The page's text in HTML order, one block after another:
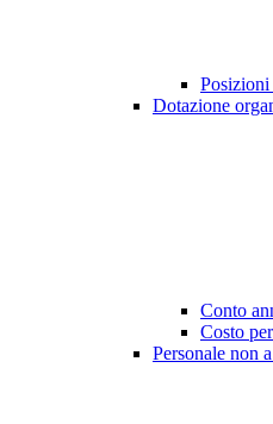
Dotazione
Conto
Costo
Personale non